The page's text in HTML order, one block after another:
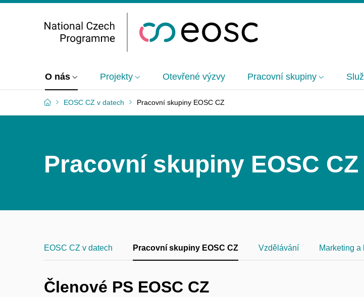
O nás Projekty Otevřené výzvy Pracovní skupiny
EOSC CZ v datech Pracovní skupiny EOSC CZ
Pracovní skupiny EOSC CZ
EOSC CZ v datech Pracovní skupiny EOSC CZ Vzdělávání Marketing a
Členové PS EOSC CZ